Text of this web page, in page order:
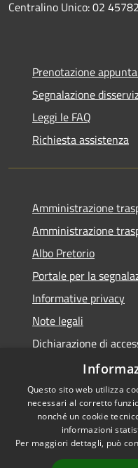
Centralino Unico: 02
Prenotazione
Segnalazione
Leggi le FAQ
Richiesta assistenza
Amministrazione
Amministrazione
Albo Pretorio
Portale per la
Informative privacy
Note legali
Dichiarazione di
Segnalazioni di
RSS
Accessibilità
Questo sito web utilizza
necessari al corretto
nonché un cookie
informazioni
Per maggiori dettagli, può